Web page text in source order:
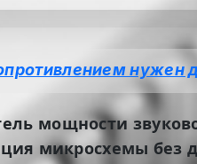
нужен
мощности
микросхемы